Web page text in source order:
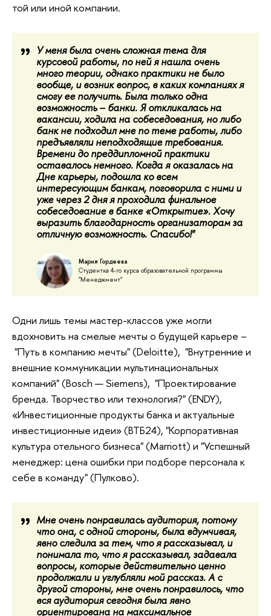
той или иной компании.
У меня была очень сложная тема для
курсовой работы, по ней я нашла очень
много теории, однако практики не было
вообще, и возник вопрос, в каких компаниях я
смогу ее получить. Была только одна
возможность – банки. Я откликалась на
вакансии, ходила на собеседования, но либо
банк не подходил мне по теме работы, либо
предъявляли неподходящие требования.
Времени до преддипломной практики
оставалось немного. Когда я оказалась на
Дне карьеры, подошла ко всем
интересующим банкам, поговорила с ними и
уже через 2 дня я проходила финальное
собеседование в банке «Открытие». Хочу
выразить благодарность организаторам за
отличную возможность. Спасибо!"
Мария Гордеева
Студентка 4-го курса образовательной программы
"Менеджмент"
Одни лишь темы мастер-классов уже могли
вдохновить на смелые мечты о будущей карьере –
"Путь в компанию мечты" (Deloitte), "Внутренние и
внешние коммуникации мультинациональных
компаний" (Bosch — Siemens), "Проектирование
бренда. Творчество или технология?" (ENDY),
«Инвестиционные продукты банка и актуальные
инвестиционные идеи» (ВТБ24), "Корпоративная
культура отельного бизнеса" (Marriott) и "Успешный
менеджер: цена ошибки при подборе персонала к
себе в команду" (Пулково).
Мне очень понравилась аудитория, потому
что она, с одной стороны, была вдумчивая,
явно следила за тем, что я рассказывал, и
понимала то, что я рассказывал, задавала
вопросы, которые действительно ценно
продолжали и углубляли мой рассказ. А с
другой стороны, мне очень понравилось, что
вся аудитория сегодня была явно
ориентирована на максимальное